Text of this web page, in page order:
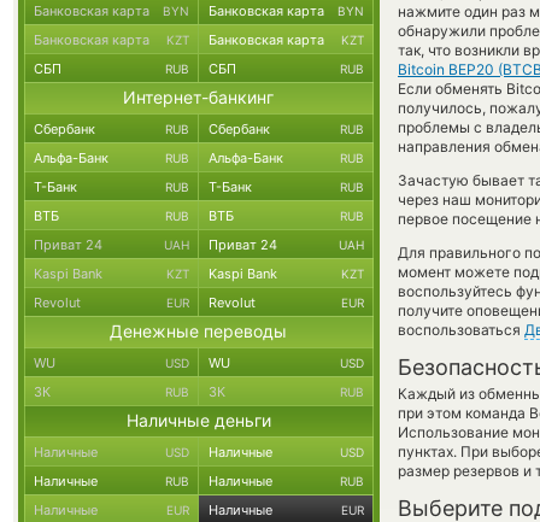
нажмите один раз
обнаружили
так, что возникли
Bitcoin BEP20
Если обменять
получилось,
проблемы с
направления
Зачастую бывает
через наш
первое посещение
Для правильного
момент можете
воспользуйтесь
получите
воспользоваться
Каждый из
при этом команда
Использование
пунктах. При
размер резервов и
Выберите
Банковская карта BYN Банковская карта BYN
Банковская карта KZT Банковская карта KZT
СБП RUB СБП RUB
Интернет-банкинг
Сбербанк RUB Сбербанк RUB
Альфа-Банк RUB Альфа-Банк RUB
Т-Банк RUB Т-Банк RUB
ВТБ RUB ВТБ RUB
Приват 24 UAH Приват 24 UAH
Kaspi Bank KZT Kaspi Bank KZT
Revolut EUR Revolut EUR
Денежные переводы
WU USD WU USD
ЗК RUB ЗК RUB
Наличные деньги
Наличные USD Наличные USD
Наличные RUB Наличные RUB
Наличные EUR Наличные EUR